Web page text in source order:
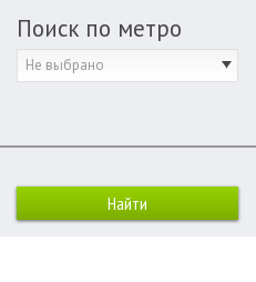
Поиск по метро
Не выбрано